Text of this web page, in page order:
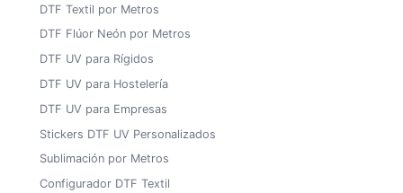
DTF Textil por Metros
DTF Flúor Neón por Metros
DTF UV para Rígidos
DTF UV para Hostelería
DTF UV para Empresas
Stickers DTF UV Personalizados
Sublimación por Metros
Configurador DTF Textil